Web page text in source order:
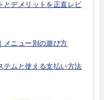
とデメリットを正直レビ
メニュー別の遊び方
テムと使える支払い方法